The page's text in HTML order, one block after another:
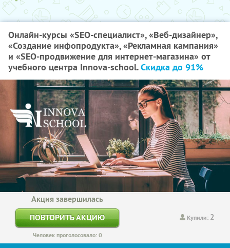
Онлайн-курсы «SEO-специалист», «Веб-дизайнер»,
«Создание инфопродукта», «Рекламная кампания»
и «SEO-продвижение для интернет-магазина» от
учебного центра Innova-school.Скидка до 91%
Купили: 2
Акция завершилась
ПОВТОРИТЬ АКЦИЮ
Человек проголосовало: 0